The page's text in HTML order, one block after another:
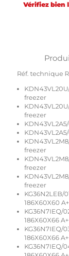
Vérifiez bien
Réf. technique
freezer
freezer
freezer
freezer
freezer
KG36N2LEB/
186X60X60
KG36N7IEQ/
186X60X66
KG36N7IEQ/
186X60X66
KG36N7IEQ/